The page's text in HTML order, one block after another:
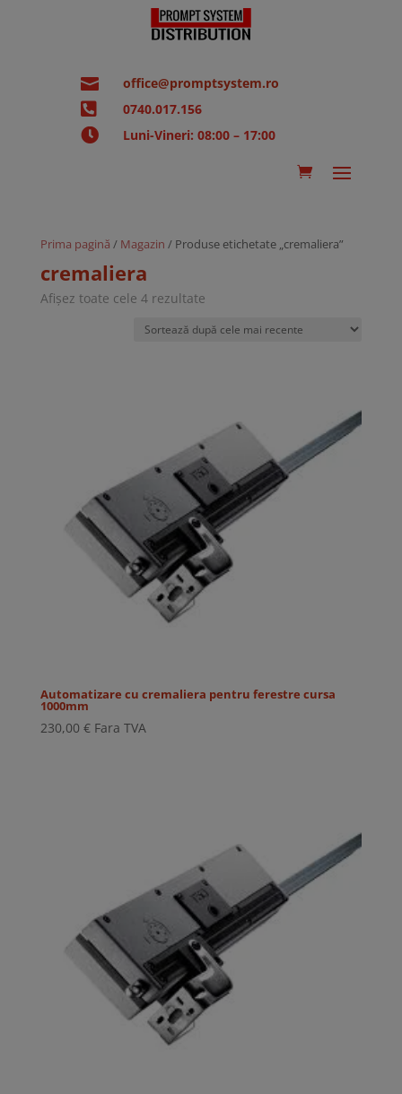
 office@promptsystem.ro
 0740.017.156
 Luni-Vineri: 08:00 – 17:00
Prima pagină / Magazin / Produse etichetate „cremaliera”
cremaliera
Afișez toate cele 4 rezultateSortat
cele
mai
Automatizare cu cremaliera pentru ferestre cursa
1000mm
230,00 € Fara TVA